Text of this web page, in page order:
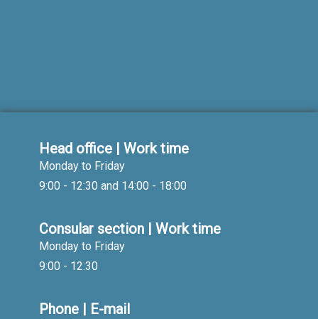
Head office | Work time
Monday to Friday
9:00 - 12:30 and 14:00 - 18:00
Consular section | Work time
Monday to Friday
9:00 - 12:30
Phone | E-mail